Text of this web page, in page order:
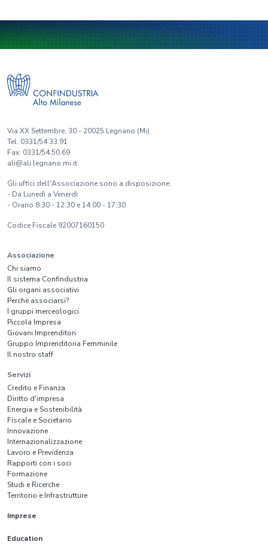
Via XX Settembre, 30 - 20025 Legnano (Mi)
Tel. 0331/54.33.91
Fax. 0331/54.50.69
ali@ali.legnano.mi.it
Gli uffici dell'Associazione sono a disposizione:
- Da Lunedì a Venerdì
- Orario 8:30 - 12:30 e 14:00 - 17:30
Codice Fiscale 92007160150
Associazione
Chi siamo
Il sistema Confindustria
Gli organi associativi
Perchè associarsi?
I gruppi merceologici
Piccola Impresa
Giovani Imprenditori
Gruppo Imprenditoria Femminile
Il nostro staff
Servizi
Credito e Finanza
Diritto d'impresa
Energia e Sostenibilità
Fiscale e Societario
Innovazione
Internazionalizzazione
Lavoro e Previdenza
Rapporti con i soci
Formazione
Studi e Ricerche
Territorio e Infrastrutture
Imprese
Education